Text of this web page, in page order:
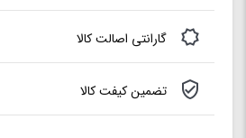
باتری داخلی:دارد (۸ ساعت پخش مداوم)
ابعاد:
۱۵۹*۳۰۲*۲۶۸میلیمتر
گارانتی اصالت کالا
تضمین کیفت کالا